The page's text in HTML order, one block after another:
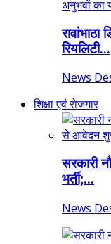
रियलिटी...
News
शिक्षा एवं रोजगार
सरकारी
भर्ती;...
News